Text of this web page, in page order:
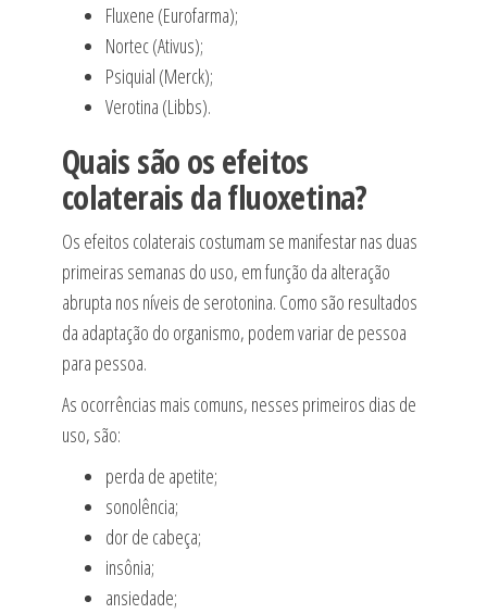
Fluxene (Eurofarma);
Nortec (Ativus);
Psiquial (Merck);
Verotina (Libbs).
Quais são os efeitos
colaterais da fluoxetina?
Os efeitos colaterais costumam se manifestar nas duas
primeiras semanas do uso, em função da alteração
abrupta nos níveis de serotonina. Como são resultados
da adaptação do organismo, podem variar de pessoa
para pessoa.
As ocorrências mais comuns, nesses primeiros dias de
uso, são:
perda de apetite;
sonolência;
dor de cabeça;
insônia;
ansiedade;